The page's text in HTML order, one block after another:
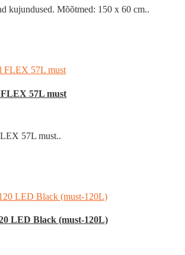
kujundused. Mõõtmed: 150 x 60 cm..
57L must
57L must..
LED Black (must-120L)